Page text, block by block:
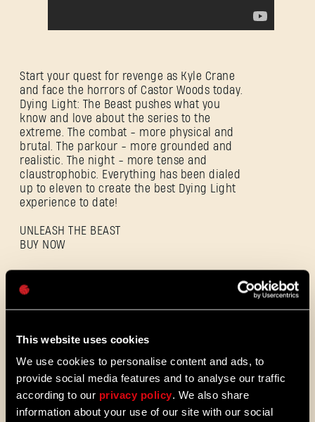
This website uses cookies
We use cookies to personalise content and ads, to
provide social media features and to analyse our traffic
according to our privacy policy. We also share
information about your use of our site with our social
Start your quest for revenge as Kyle Crane
and face the horrors of Castor Woods today.
Dying Light: The Beast pushes what you
know and love about the series to the
extreme. The combat - more physical and
brutal. The parkour - more grounded and
realistic. The night - more tense and
claustrophobic. Everything has been dialed
up to eleven to create the best Dying Light
experience to date!
UNLEASH THE BEAST
BUY NOW
ALL THE NEWS
Aktualizacja 1.29 – lato ulepszeń (1.29)
Villedor się zmienia, by zaoferować
graczom szybszy system progresji,
który umożliwia sprawniejsze
odblokowywanie umiejętności.
ZALOGUJ SIĘ
Adres e-mail
Hasło